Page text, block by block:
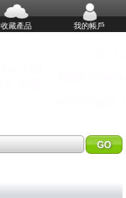
收藏產品 我的帳戶